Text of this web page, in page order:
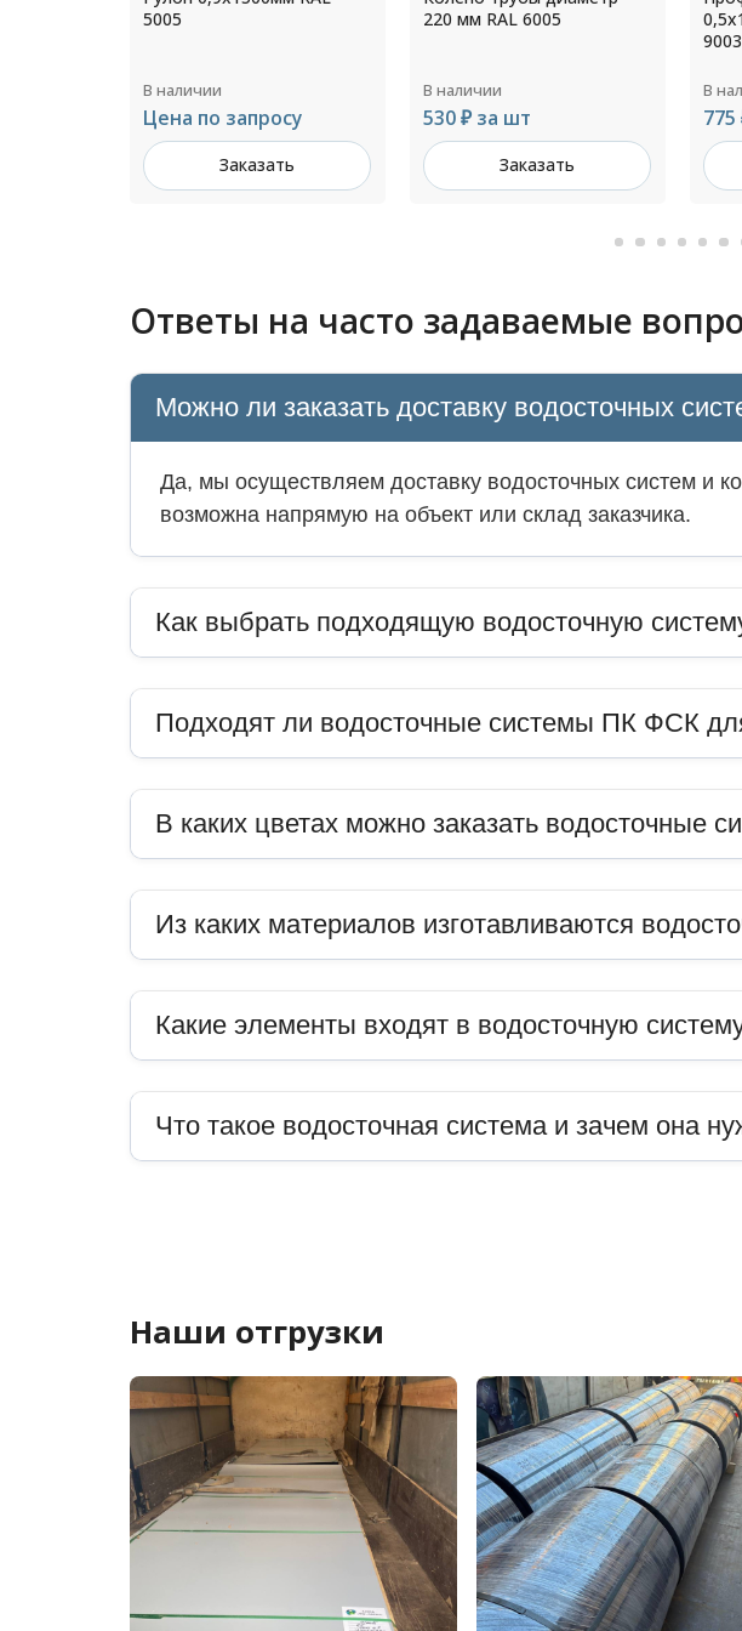
5005
В наличии
Цена по запросу
Заказать
220 мм RAL 6005
В наличии
530 ₽ за шт
Заказать
9003
В
775
Ответы на часто задаваемые
Можно ли заказать доставку водосточных
Да, мы осуществляем доставку водосточных систем и
возможна напрямую на объект или склад заказчика.
Как выбрать подходящую водосточную
Подходят ли водосточные системы ПК ФСК
В каких цветах можно заказать водосточные
Из каких материалов изготавливаются
Какие элементы входят в водосточную
Что такое водосточная система и зачем она
Наши отгрузки